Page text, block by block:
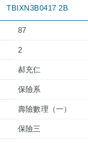
TBIXN3B0417 2B
87
2
郝充仁
保險系
壽險數理（一）
保險三